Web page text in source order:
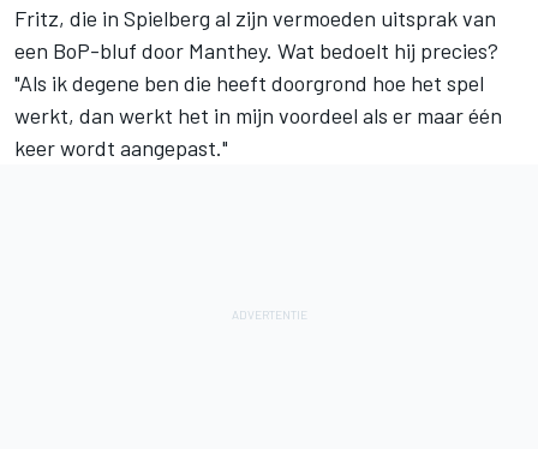
Fritz, die in Spielberg al zijn vermoeden uitsprak van
een BoP-bluf door Manthey. Wat bedoelt hij precies?
"Als ik degene ben die heeft doorgrond hoe het spel
werkt, dan werkt het in mijn voordeel als er maar één
keer wordt aangepast."